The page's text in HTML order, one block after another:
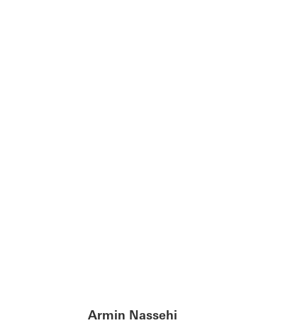
Armin Nassehi